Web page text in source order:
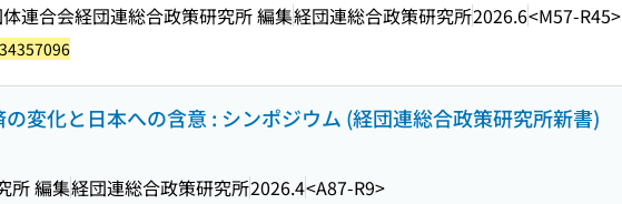
連合会経団連総合政策研究所 編集経団連総合政策研究所2026.6<M57-R45>
変化と日本への含意 : シンポジウム (経団連総合政策研究所新書)
所 編集経団連総合政策研究所2026.4<A87-R9>